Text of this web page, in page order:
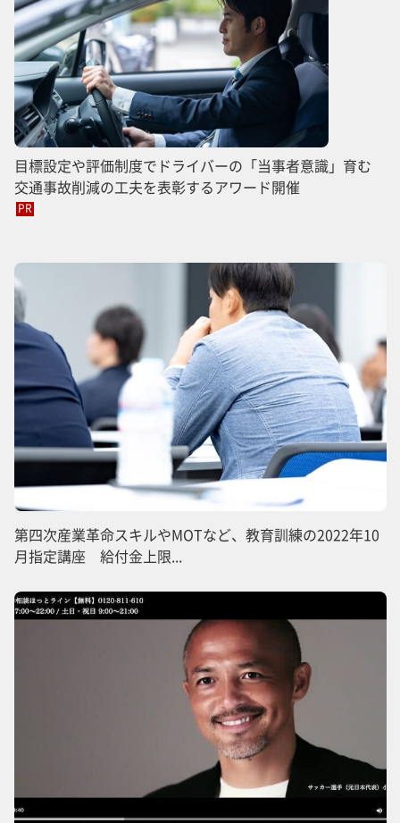
目標設定や評価制度でドライバーの「当事者意識」育む
交通事故削減の工夫を表彰するアワード開催
PR
第四次産業革命スキルやMOTなど、教育訓練の2022年10
月指定講座 給付金上限...